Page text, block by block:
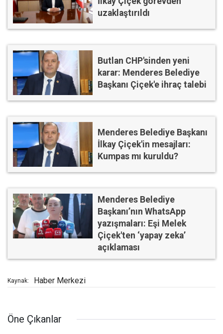
uzaklaştırıldı
Butlan CHP'sinden yeni
karar: Menderes Belediye
Başkanı Çiçek'e ihraç talebi
Menderes Belediye Başkanı
İlkay Çiçek'in mesajları:
Kumpas mı kuruldu?
Menderes Belediye
Başkanı’nın WhatsApp
yazışmaları: Eşi Melek
Çiçek'ten ‘yapay zeka’
açıklaması
Kaynak: Haber Merkezi
Öne Çıkanlar